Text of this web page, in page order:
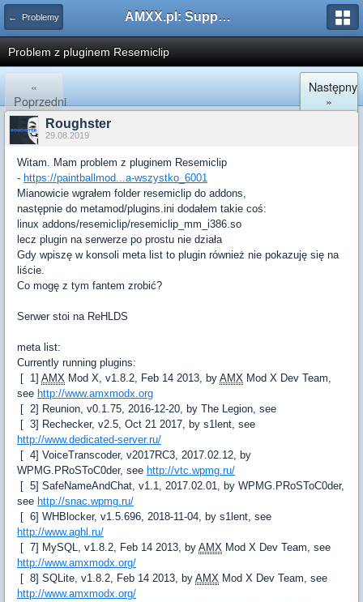
← Problemy AMXX.pl: Support AMX Mod X i SourceMod
Problem z pluginem Resemiclip
«
Poprzedni
Następny
»
Roughster
29.08.2019
Witam. Mam problem z pluginem Resemiclip
- https://paintballmod...a-wszystko_6001
Mianowicie wgrałem folder resemiclip do addons,
następnie do metamod/plugins.ini dodałem takie coś:
linux addons/resemiclip/resemiclip_mm_i386.so
lecz plugin na serwerze po prostu nie działa
Gdy wpiszę w konsoli meta list to plugin również nie pokazuję się na
liście.
Co mogę z tym fantem zrobić?
Serwer stoi na ReHLDS
meta list:
Currently running plugins:
[ 1] AMX Mod X, v1.8.2, Feb 14 2013, by AMX Mod X Dev Team,
see http://www.amxmodx.org
[ 2] Reunion, v0.1.75, 2016-12-20, by The Legion, see
[ 3] Rechecker, v2.5, Oct 21 2017, by s1lent, see
http://www.dedicated-server.ru/
[ 4] VoiceTranscoder, v2017RC3, 2017.02.12, by
WPMG.PRoSToC0der, see http://vtc.wpmg.ru/
[ 5] SafeNameAndChat, v1.1, 2017.02.01, by WPMG.PRoSToC0der,
see http://snac.wpmg.ru/
[ 6] WHBlocker, v1.5.696, 2018-11-04, by s1lent, see
http://www.aghl.ru/
[ 7] MySQL, v1.8.2, Feb 14 2013, by AMX Mod X Dev Team, see
http://www.amxmodx.org/
[ 8] SQLite, v1.8.2, Feb 14 2013, by AMX Mod X Dev Team, see
http://www.amxmodx.org/